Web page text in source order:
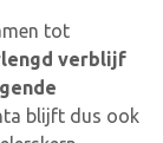
tot
verblijf
blijft dus ook